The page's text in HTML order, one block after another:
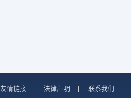
友情链接 | 法律声明 |
联系我们